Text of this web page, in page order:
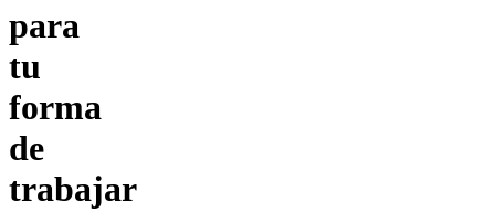
para
tu
forma
de
trabajar